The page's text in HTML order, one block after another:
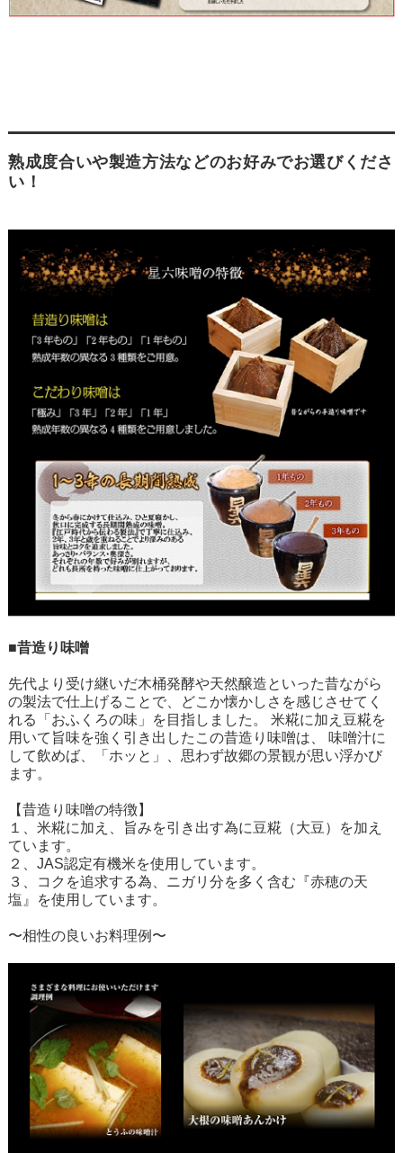
熟成度合いや製造方法などのお好みでお選びくださ
い！
■昔造り味噌
先代より受け継いだ木桶発酵や天然醸造といった昔ながら
の製法で仕上げることで、どこか懐かしさを感じさせてく
れる「おふくろの味」を目指しました。 米糀に加え豆糀を
用いて旨味を強く引き出したこの昔造り味噌は、 味噌汁に
して飲めば、「ホッと」、思わず故郷の景観が思い浮かび
ます。
【昔造り味噌の特徴】
１、米糀に加え、旨みを引き出す為に豆糀（大豆）を加え
ています。
２、JAS認定有機米を使用しています。
３、コクを追求する為、ニガリ分を多く含む『赤穂の天
塩』を使用しています。
〜相性の良いお料理例〜